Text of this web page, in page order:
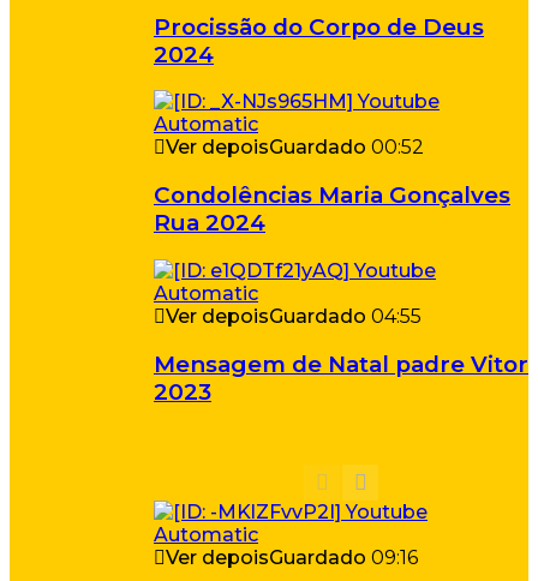
Procissão do Corpo de Deus
2024
Ver depoisGuardado 00:52
Condolências Maria Gonçalves
Rua 2024
Ver depoisGuardado 04:55
Mensagem de Natal padre Vitor
2023
Ver depoisGuardado 09:16